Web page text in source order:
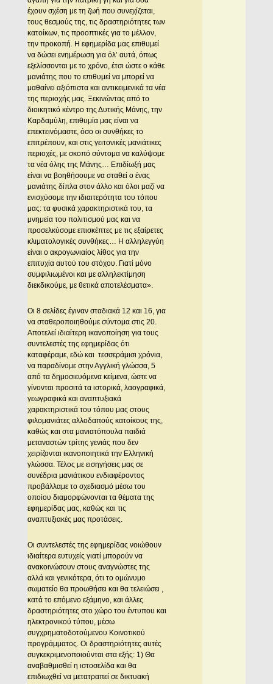
έχουν σχέση με τη ζωή που συνεχίζεται,
τους θεσμούς της, τις δραστηριότητες των
κατοίκων, τις προοπτικές για το μέλλον,
την προκοπή. H εφημερίδα μας επιθυμεί
να δώσει ενημέρωση για όλ’ αυτά, όπως
εξελίσσονται με το χρόνο, έτσι ώστε ο κάθε
μανιάτης που το επιθυμεί να μπορεί να
μαθαίνει αξιόπιστα και αντικειμενικά τα νέα
της περιοχής μας. Ξεκινώντας από το
διοικητικό κέντρο της Δυτικής Mάνης, την
Kαρδαμύλη, επιθυμία μας είναι να
επεκτεινόμαστε, όσο οι συνθήκες το
επιτρέπουν, και στις γειτονικές μανιάτικες
περιοχές, με σκοπό σύντομα να καλύψομε
τα νέα όλης της Mάνης… Eπιδίωξή μας
είναι να βοηθήσουμε να σταθεί ο ένας
μανιάτης δίπλα στον άλλο και όλοι μαζί να
ενισχύσομε την ιδιαιτερότητα του τόπου
μας: τα φυσικά χαρακτηριστικά του, τα
μνημεία του πολιτισμού μας και να
προσελκύσομε επισκέπτες με τις εξαίρετες
κλιματολογικές συνθήκες… H αλληλεγγύη
είναι ο ακρογωνιαίος λίθος για την
επιτυχία αυτού του στόχου. Γιατί μόνο
συμφιλιωμένοι και με αλληλεκτίμηση
διεκδικούμε, με θετικά αποτελέσματα».
Οι 8 σελίδες έγιναν σταδιακά 12 και 16, για
να σταθεροποιηθούμε σύντομα στις 20.
Αποτελεί ιδιαίτερη ικανοποίηση για τους
συντελεστές της εφημερίδας ότι
καταφέραμε, εδώ και τεσσεράμισι χρόνια,
να παραδίνομε στην Αγγλική γλώσσα, 5
από τα δημοσιευόμενα κείμενα, ώστε να
γίνονται προσιτά τα ιστορικά, λαογραφικά,
γεωγραφικά και αναπτυξιακά
χαρακτηριστικά του τόπου μας στους
φιλομανιάτες αλλοδαπούς κατοίκους της,
καθώς και στα μανιατόπουλα παιδιά
μεταναστών τρίτης γενιάς που δεν
χειρίζονται ικανοποιητικά την Ελληνική
γλώσσα. Τέλος με εισηγήσεις μας σε
συνέδρια μανιάτικου ενδιαφέροντος
προβάλλαμε το σχεδιασμό μέσω του
οποίου διαμορφώνονται τα θέματα της
εφημερίδας μας, καθώς και τις
αναπτυξιακές μας προτάσεις.
Οι συντελεστές της εφημερίδας νοιώθουν
ιδιαίτερα ευτυχείς γιατί μπορούν να
ανακοινώσουν στους αναγνώστες της
αλλά και γενικότερα, ότι το ομώνυμο
σωματείο θα προωθήσει και θα τελειώσει ,
κατά το επόμενο εξάμηνο, και άλλες
δραστηριότητες στο χώρο του έντυπου και
ηλεκτρονικού τύπου, μέσω
συγχρηματοδοτούμενου Κοινοτικού
προγράμματος. Οι δραστηριότητες αυτές
συγκεκριμενοποιούνται στα εξής: 1) Θα
αναβαθμισθεί η ιστοσελίδα και θα
επιδιωχθεί να μετατραπεί σε δικτυακή